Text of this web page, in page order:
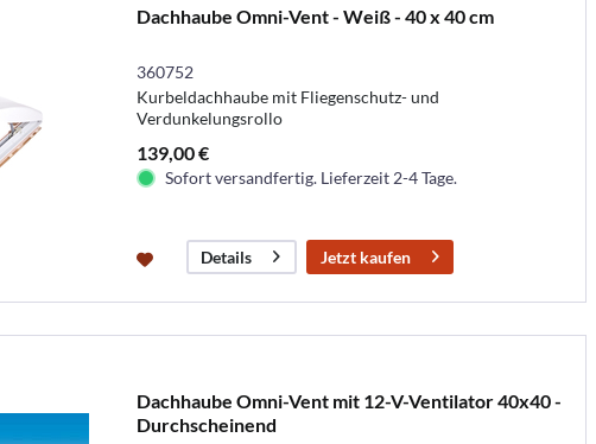
Dachhaube Omni-Vent - Weiß - 40 x 40 cm
360752
Kurbeldachhaube mit Fliegenschutz- und
Verdunkelungsrollo
139,00 €
Sofort versandfertig. Lieferzeit 2-4 Tage.
Details Jetzt kaufen
Dachhaube Omni-Vent mit 12-V-Ventilator 40x40 -
Durchscheinend